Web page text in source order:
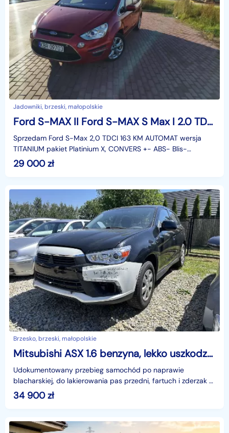
Jadowniki, brzeski, małopolskie
Ford S-MAX II Ford S-MAX S Max I 2.0 TDCi DPF MPS6 120kW Convers+
Sprzedam Ford S-Max 2,0 TDCI 163 KM AUTOMAT wersja
TITANIUM pakiet Platinium X, CONVERS +- ABS- Blis-
panoramadach,- dotykowa nawigacja- Elektryczne fotele z
29 000zł
Brzesko, brzeski, małopolskie
Mitsubishi ASX 1.6 benzyna, lekko uszkodzony
Udokumentowany przebieg samochód po naprawie
blacharskiej, do lakierowania pas przedni, fartuch i zderzak *
KLIMATYZACJA,* kontrola trakcji,* podgrzewane fotele
34 900zł